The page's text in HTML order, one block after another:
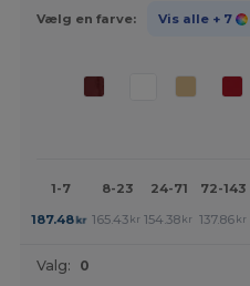
Vælg en farve: Vis alle + 7
1-7 8-23 24-71 72-143
187.48kr 165.43 kr 154.38 kr 137.86 kr
Valg: 0